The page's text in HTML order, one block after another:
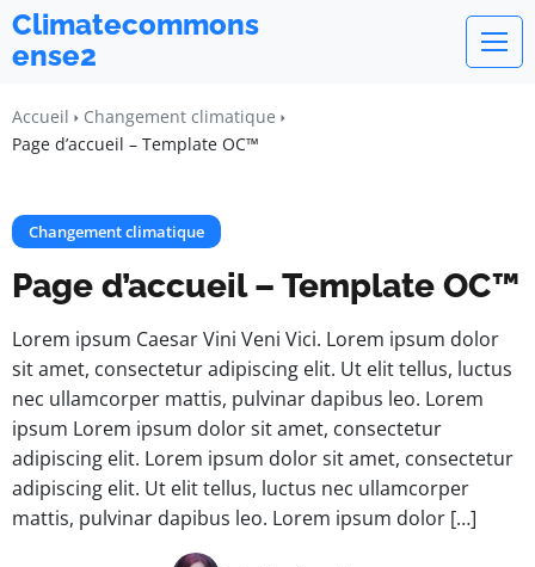
Climatecommons
ense2
Accueil
Changement climatique
Page d’accueil – Template OC™
Changement climatique
Page d’accueil – Template OC™
Lorem ipsum Caesar Vini Veni Vici. Lorem ipsum dolor
sit amet, consectetur adipiscing elit. Ut elit tellus, luctus
nec ullamcorper mattis, pulvinar dapibus leo. Lorem
ipsum Lorem ipsum dolor sit amet, consectetur
adipiscing elit. Lorem ipsum dolor sit amet, consectetur
adipiscing elit. Ut elit tellus, luctus nec ullamcorper
mattis, pulvinar dapibus leo. Lorem ipsum dolor […]